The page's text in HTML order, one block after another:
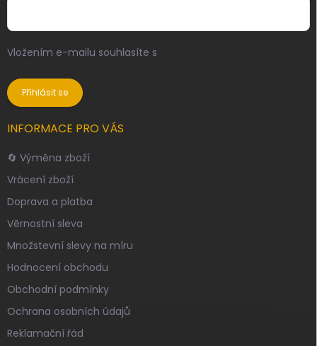
Vložením e-mailu souhlasíte s
Přihlásit se
INFORMACE PRO VÁS
🔄 Výměna zboží
Vrácení zboží
Doprava a platba
Věrnostní sleva
Množstevní slevy na míru
Hodnocení obchodu
Obchodní podmínky
Ochrana osobních údajů
Reklamační řád